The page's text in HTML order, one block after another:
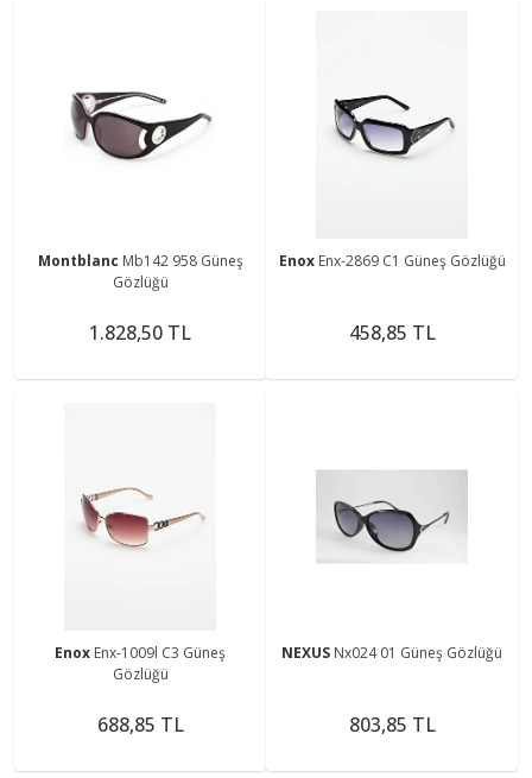
Montblanc Mb142 958 Güneş
Gözlüğü
1.828,50 TL
Enox Enx-2869 C1 Güneş Gözlüğü
458,85 TL
Enox Enx-1009l C3 Güneş
Gözlüğü
688,85 TL
NEXUS Nx024 01 Güneş Gözlüğü
803,85 TL